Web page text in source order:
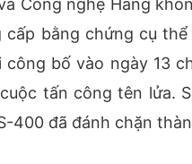
Công nghệ Hàng
cấp bằng chứng cụ
công bố vào ngày 13
tấn công tên lửa.
400 đã đánh chặn